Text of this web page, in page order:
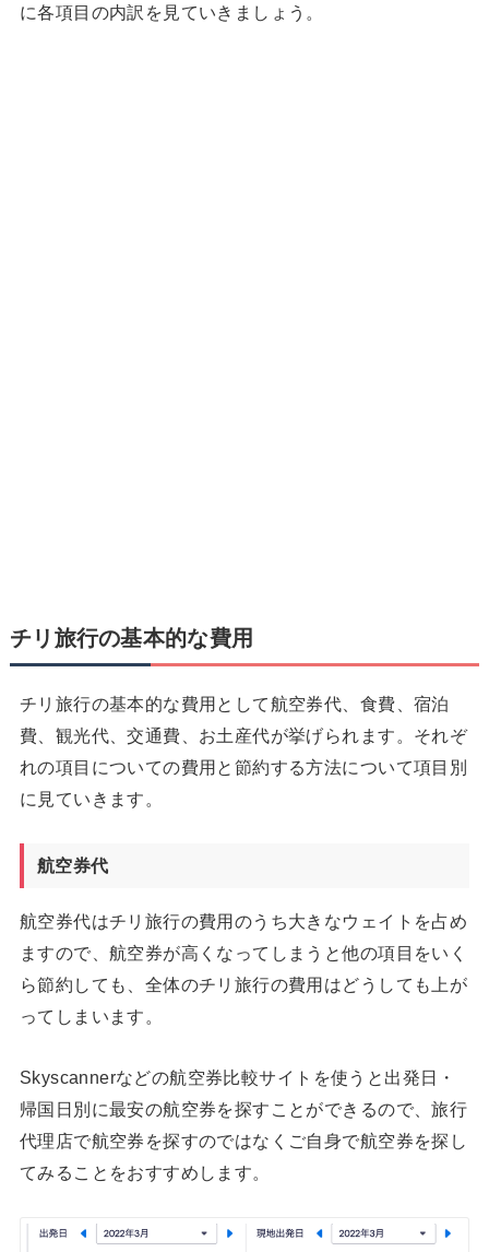
に各項目の内訳を見ていきましょう。
チリ旅行の基本的な費用
チリ旅行の基本的な費用として航空券代、食費、宿泊
費、観光代、交通費、お土産代が挙げられます。それぞ
れの項目についての費用と節約する方法について項目別
に見ていきます。
航空券代
航空券代はチリ旅行の費用のうち大きなウェイトを占め
ますので、航空券が高くなってしまうと他の項目をいく
ら節約しても、全体のチリ旅行の費用はどうしても上が
ってしまいます。
Skyscannerなどの航空券比較サイトを使うと出発日・
帰国日別に最安の航空券を探すことができるので、旅行
代理店で航空券を探すのではなくご自身で航空券を探し
てみることをおすすめします。